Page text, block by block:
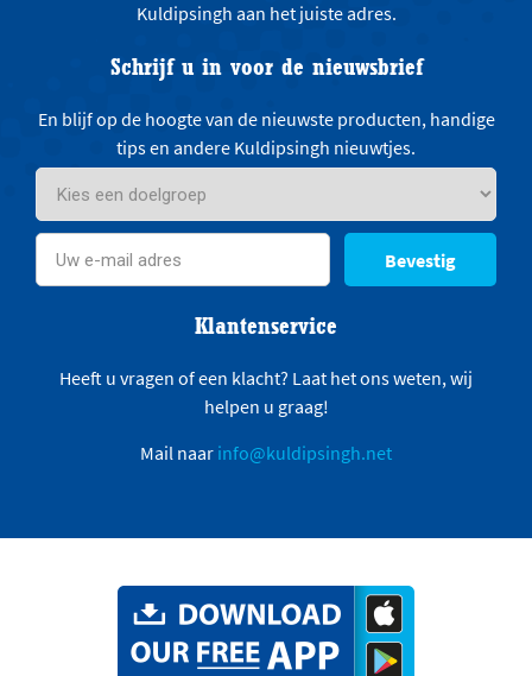
Kuldipsingh aan het juiste adres.
Schrijf u in voor de nieuwsbrief
En blijf op de hoogte van de nieuwste producten, handige
tips en andere Kuldipsingh nieuwtjes.
Bevestig
Klantenservice
Heeft u vragen of een klacht? Laat het ons weten, wij
helpen u graag!
Mail naar info@kuldipsingh.net